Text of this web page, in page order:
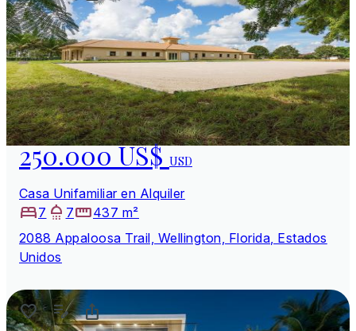
250.000 US$USD
Casa Unifamiliar en Alquiler
7
7
437 m²
2088 Appaloosa Trail, Wellington, Florida, Estados
Unidos